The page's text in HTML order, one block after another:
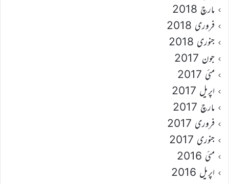
مارچ 2018
فروری 2018
جنوری 2018
جون 2017
مئی 2017
اپریل 2017
مارچ 2017
فروری 2017
جنوری 2017
مئی 2016
اپریل 2016